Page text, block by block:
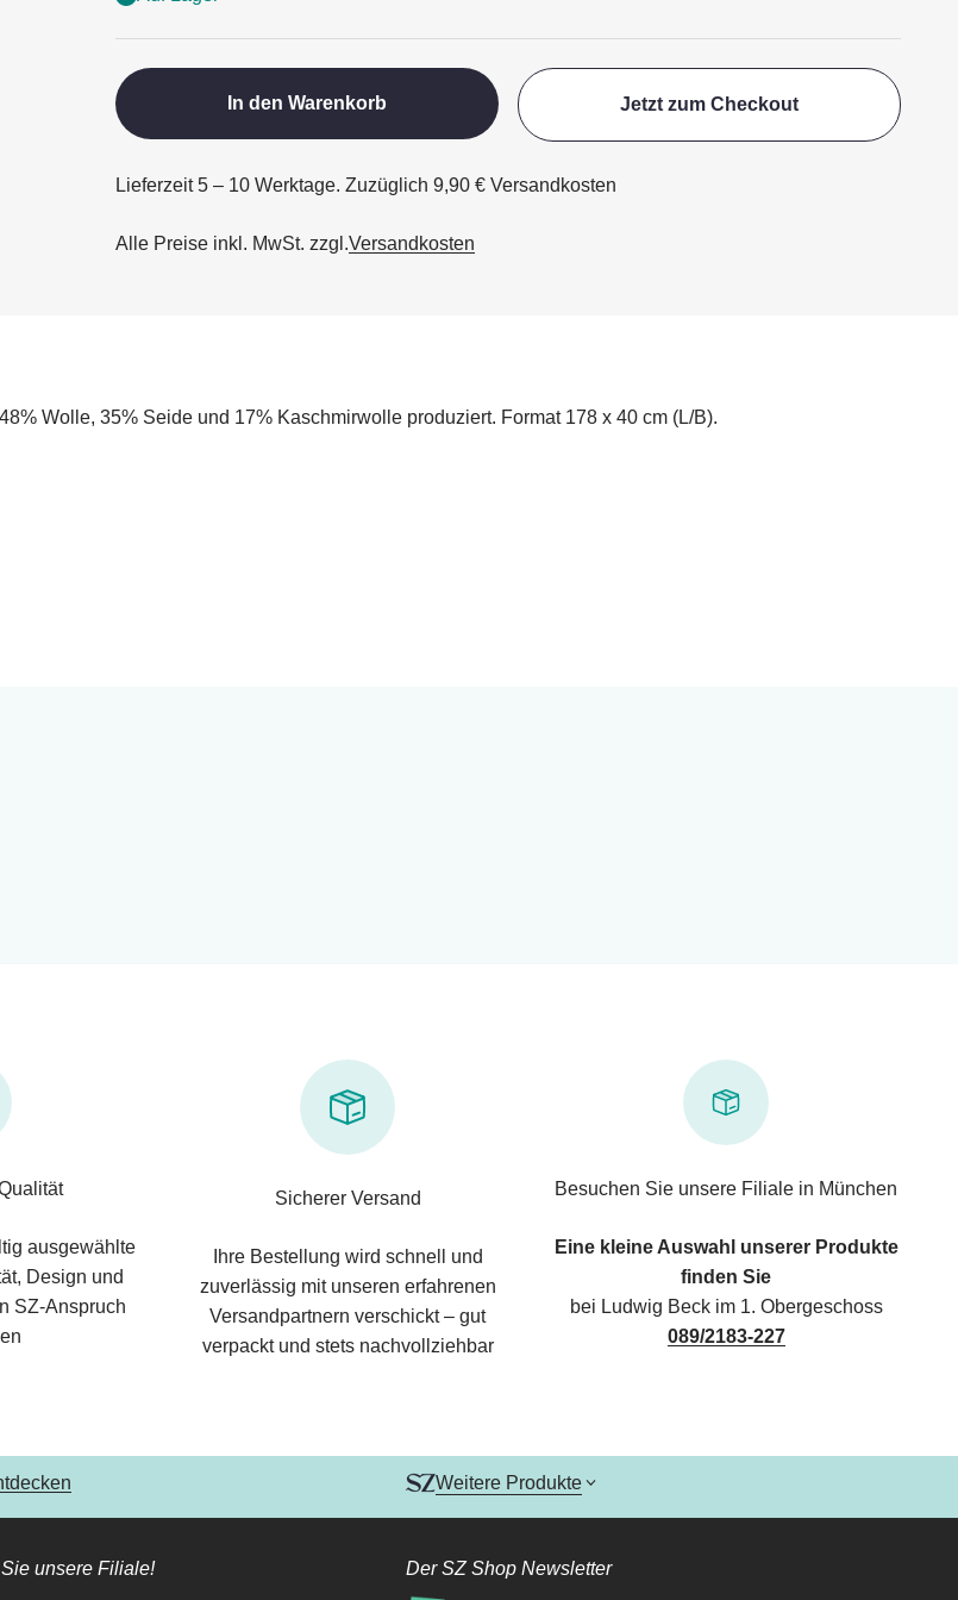
In den Warenkorb Jetzt zum Checkout
Lieferzeit 5 – 10 Werktage. Zuzüglich 9,90 € Versandkosten
Alle Preise inkl. MwSt. zzgl.Versandkosten
Wolle, 35% Seide und 17% Kaschmirwolle produziert. Format 178 x 40 cm (L/B).
ausgewählte
Design und
SZ-Anspruch
Sicherer Versand
Ihre Bestellung wird schnell und
zuverlässig mit unseren erfahrenen
Versandpartnern verschickt – gut
verpackt und stets nachvollziehbar
Besuchen Sie unsere Filiale in München
Eine kleine Auswahl unserer Produkte
finden Sie
bei Ludwig Beck im 1. Obergeschoss
089/2183-227
Weitere Produkte
unsere Filiale! Der SZ Shop Newsletter